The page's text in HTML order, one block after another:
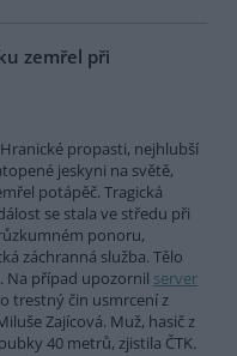
zemřel při
propasti, nejhlubší
jeskyni na světě,
potápěč. Tragická
se stala ve středu při
ponoru,
záchranná služba. Tělo
Na případ upozornil server
trestný čin usmrcení z
Zajícová. Muž, hasič z
40 metrů, zjistila ČTK.